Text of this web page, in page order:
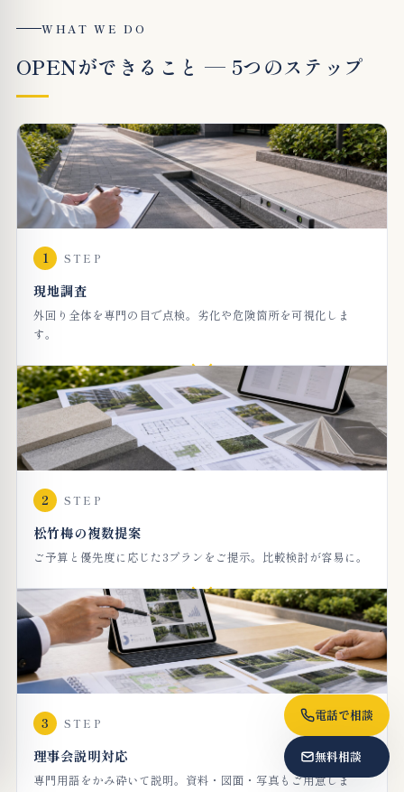
WHAT WE DO
OPENができること — 5つのステップ
1 STEP
現地調査
外回り全体を専門の目で点検。劣化や危険箇所を可視化しま
す。
2 STEP
松竹梅の複数提案
ご予算と優先度に応じた3プランをご提示。比較検討が容易に。
3 STEP
理事会説明対応
専門用語をかみ砕いて説明。資料・図面・写真もご用意しま
電話で相談
無料相談